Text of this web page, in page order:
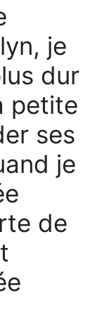
je
dur
petite
ses
je
de